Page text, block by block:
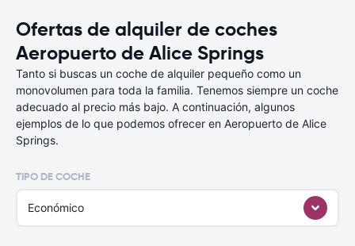
Ofertas de alquiler de coches
Aeropuerto de Alice Springs
Tanto si buscas un coche de alquiler pequeño como un
monovolumen para toda la familia. Tenemos siempre un coche
adecuado al precio más bajo. A continuación, algunos
ejemplos de lo que podemos ofrecer en Aeropuerto de Alice
Springs.
TIPO DE COCHE
Económico